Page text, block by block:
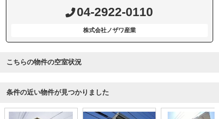
04-2922-0110
株式会社ノザワ産業
こちらの物件の空室状況
条件の近い物件が見つかりました